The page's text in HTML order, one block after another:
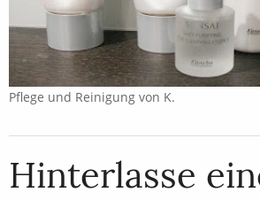
Pflege und Reinigung von K.
Hinterlasse